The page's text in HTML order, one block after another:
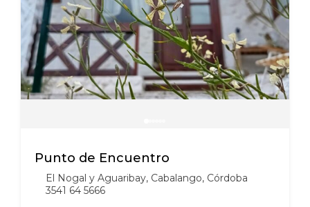
Punto de Encuentro
El Nogal y Aguaribay, Cabalango, Córdoba
3541 64 5666